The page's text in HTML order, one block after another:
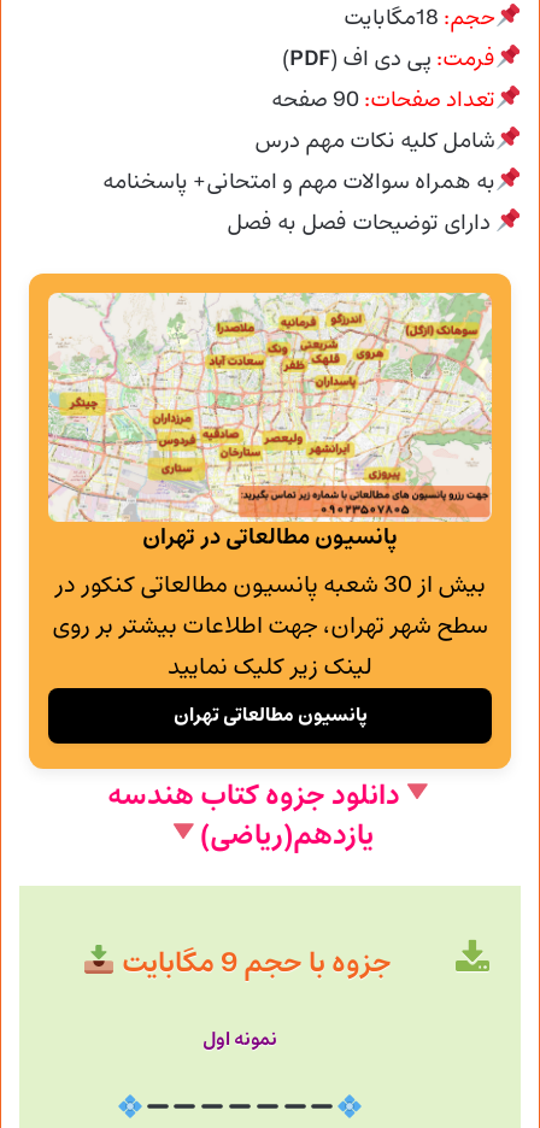
حجم:
فرمت: پی دی اف (PDF
)
تعداد صفحات:90 صفحه
شامل کلیه نکات مهم درس
به همراه سوالات مهم و امتحانی+ پاسخنامه
دارای توضیحات فصل به فصل
پانسیون مطالعاتی در تهران
بیش از 30 شعبه پانسیون مطالعاتی کنکور در
سطح شهر تهران، جهت اطلاعات بیشتر بر روی
لینک زیر کلیک نمایید
پانسیون مطالعاتی تهران
دانلود جزوه کتاب هندسه
یازدهم(ریاضی)
جزوه با حجم 9 مگابایت
نمونه اول